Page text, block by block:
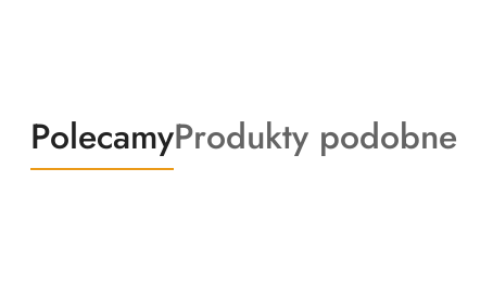
Produkty
o
PolecamyProdukty
o
Produkty podobne